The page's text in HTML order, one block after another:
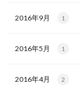
2016年9月 1
2016年5月 1
2016年4月 2